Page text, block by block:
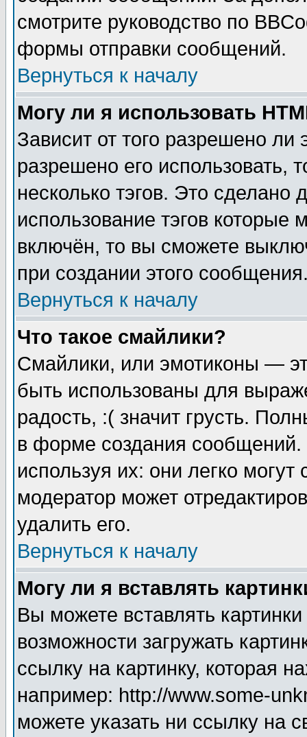
смотрите руководство по
формы отправки сообщений.
Вернуться к началу
Могу ли я использовать
Зависит от того разрешено
разрешено его использовать,
несколько тэгов. Это сделано
использование тэгов
включён, то вы сможете
при создании этого
Вернуться к началу
Что такое смайлики?
Смайлики, или эмотиконы —
быть использованы для
радость, :( значит грусть.
в форме создания сообщений.
используя их: они легко
модератор может
удалить его.
Вернуться к началу
Могу ли я вставлять
Вы можете вставлять
возможности загружать
ссылку на картинку, которая
например: http://www.some-
можете указать ни ссылку на